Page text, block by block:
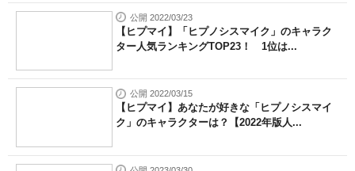
公開 2022/03/23
【ヒプマイ】「ヒプノシスマイク」のキャラク
ター人気ランキングTOP23！ 1位は...
公開 2022/03/15
【ヒプマイ】あなたが好きな「ヒプノシスマイ
ク」のキャラクターは？【2022年版人...